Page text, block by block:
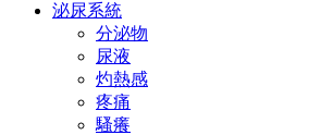
泌尿系統
分泌物
尿液
灼熱感
疼痛
騷癢